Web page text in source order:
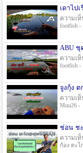
เดาไปเ
ความเห็
footfish -
ABU ชุ
ความเห็
footfish -
จูงกุ้ง ต
ความเห็
Muu26 -
ช่อน ช
ความเห็
ก้อง ตะโ